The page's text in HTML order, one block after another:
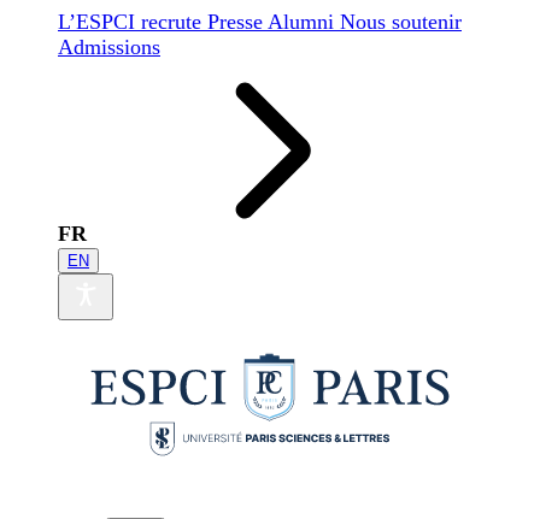
L’ESPCI recrute Presse Alumni Nous soutenir
Admissions
FR
EN